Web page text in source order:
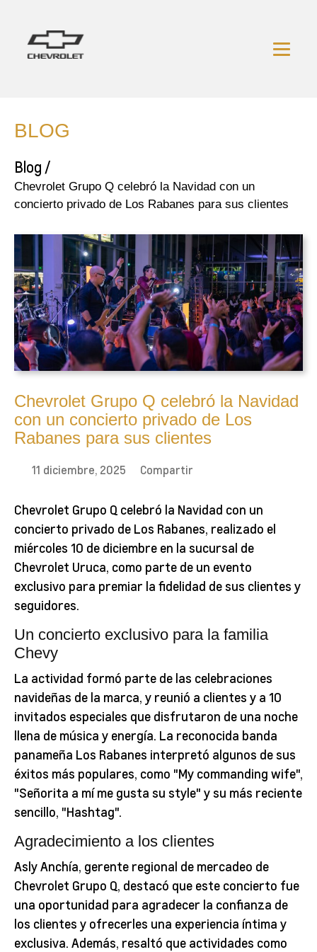
BLOG
Blog /
Chevrolet Grupo Q celebró la Navidad con un
concierto privado de Los Rabanes para sus clientes
Chevrolet Grupo Q celebró la Navidad
con un concierto privado de Los
Rabanes para sus clientes
11 diciembre, 2025 Compartir
Chevrolet Grupo Q celebró la Navidad con un
concierto privado de Los Rabanes, realizado el
miércoles 10 de diciembre en la sucursal de
Chevrolet Uruca, como parte de un evento
exclusivo para premiar la fidelidad de sus clientes y
seguidores.
Un concierto exclusivo para la familia
Chevy
La actividad formó parte de las celebraciones
navideñas de la marca, y reunió a clientes y a 10
invitados especiales que disfrutaron de una noche
llena de música y energía. La reconocida banda
panameña Los Rabanes interpretó algunos de sus
éxitos más populares, como "My commanding wife",
"Señorita a mí me gusta su style" y su más reciente
sencillo, "Hashtag".
Agradecimiento a los clientes
Asly Anchía, gerente regional de mercadeo de
Chevrolet Grupo Q, destacó que este concierto fue
una oportunidad para agradecer la confianza de
los clientes y ofrecerles una experiencia íntima y
exclusiva. Además, resaltó que actividades como